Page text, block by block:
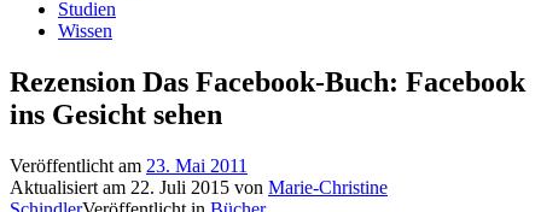
Studien
Wissen
Rezension Das Facebook-Buch: Facebook
ins Gesicht sehen
Veröffentlicht am 23. Mai 2011
Aktualisiert am 22. Juli 2015 von Marie-Christine